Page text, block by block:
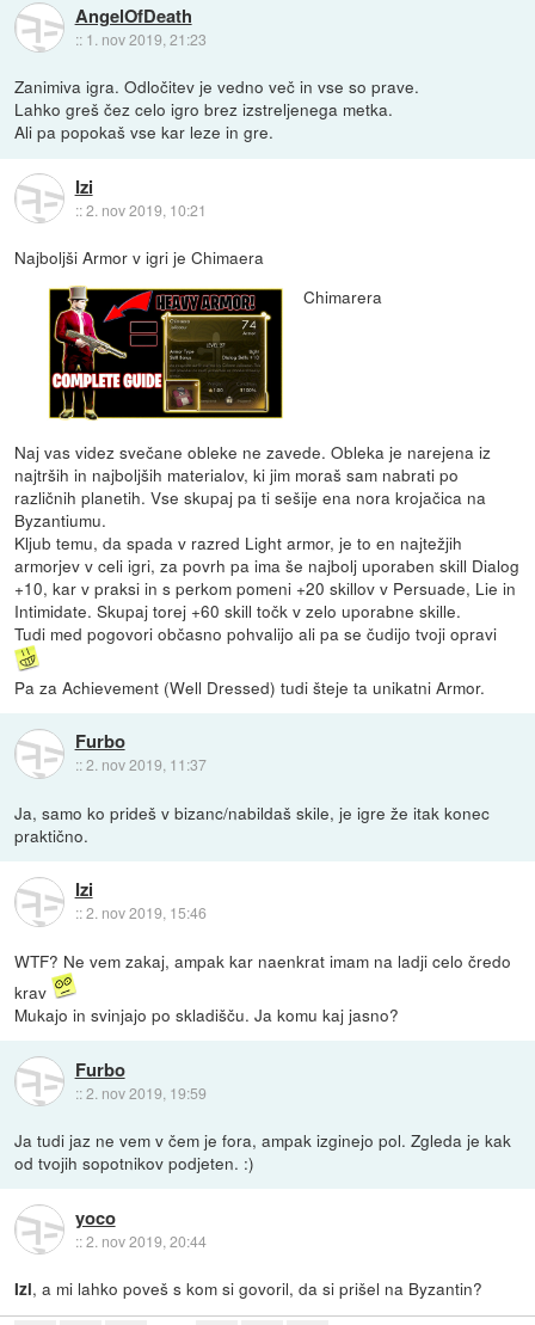
AngelOfDeath
:: 1. nov 2019, 21:23
Zanimiva igra. Odločitev je vedno več in vse so prave.
Lahko greš čez celo igro brez izstreljenega metka.
Ali pa popokaš vse kar leze in gre.
Izi
::2. nov 2019, 10:21
Najboljši Armor v igri je Chimaera
Chimarera
Naj vas videz svečane obleke ne zavede. Obleka je narejena iz
najtrših in najboljših materialov, ki jim moraš sam nabrati po
različnih planetih. Vse skupaj pa ti sešije ena nora krojačica na
Byzantiumu.
Kljub temu, da spada v razred Light armor, je to en najtežjih
armorjev v celi igri, za povrh pa ima še najbolj uporaben skill Dialog
+10, kar v praksi in s perkom pomeni +20 skillov v Persuade, Lie in
Intimidate. Skupaj torej +60 skill točk v zelo uporabne skille.
Tudi med pogovori občasno pohvalijo ali pa se čudijo tvoji opravi
Pa za Achievement (Well Dressed) tudi šteje ta unikatni Armor.
Furbo
::2. nov 2019, 11:37
Ja, samo ko prideš v bizanc/nabildaš skile, je igre že itak konec
praktično.
Izi
::2. nov 2019, 15:46
WTF? Ne vem zakaj, ampak kar naenkrat imam na ladji celo čredo
krav
Mukajo in svinjajo po skladišču. Ja komu kaj jasno?
Furbo
::2. nov 2019, 19:59
Ja tudi jaz ne vem v čem je fora, ampak izginejo pol. Zgleda je kak
od tvojih sopotnikov podjeten. :)
yoco
::2. nov 2019, 20:44
Izi, a mi lahko poveš s kom si govoril, da si prišel na Byzantin?